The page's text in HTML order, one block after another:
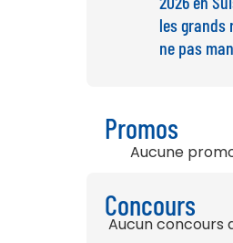
les grands
ne pas
Promos
Aucune
Concours
Aucun concours